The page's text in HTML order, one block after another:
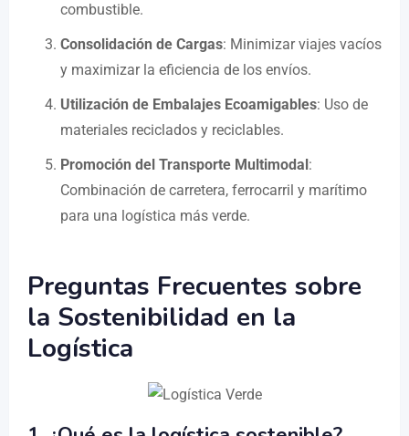
combustible.
Consolidación de Cargas: Minimizar viajes vacíos
y maximizar la eficiencia de los envíos.
Utilización de Embalajes Ecoamigables: Uso de
materiales reciclados y reciclables.
Promoción del Transporte Multimodal:
Combinación de carretera, ferrocarril y marítimo
para una logística más verde.
Preguntas Frecuentes sobre
la Sostenibilidad en la
Logística